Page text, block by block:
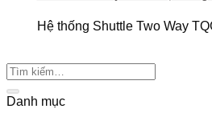
Hệ thống Shuttle Two Way
Danh mục